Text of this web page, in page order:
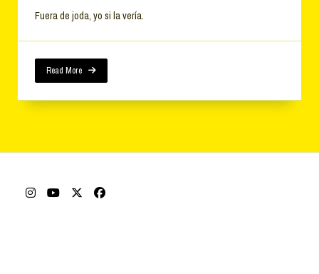
Fuera de joda, yo si la vería.
Read More